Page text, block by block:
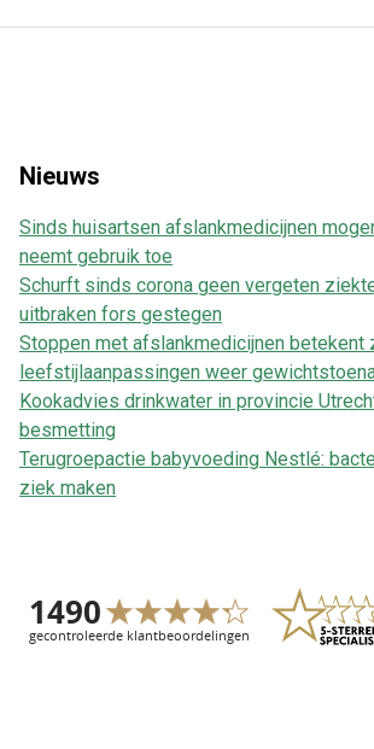
Nieuws
Sinds huisartsen afslankmedicijnen
neemt gebruik toe
Schurft sinds corona geen vergeten
uitbraken fors gestegen
Stoppen met afslankmedicijnen betekent
leefstijlaanpassingen weer
Kookadvies drinkwater in provincie
besmetting
Terugroepactie babyvoeding Nestlé:
ziek maken